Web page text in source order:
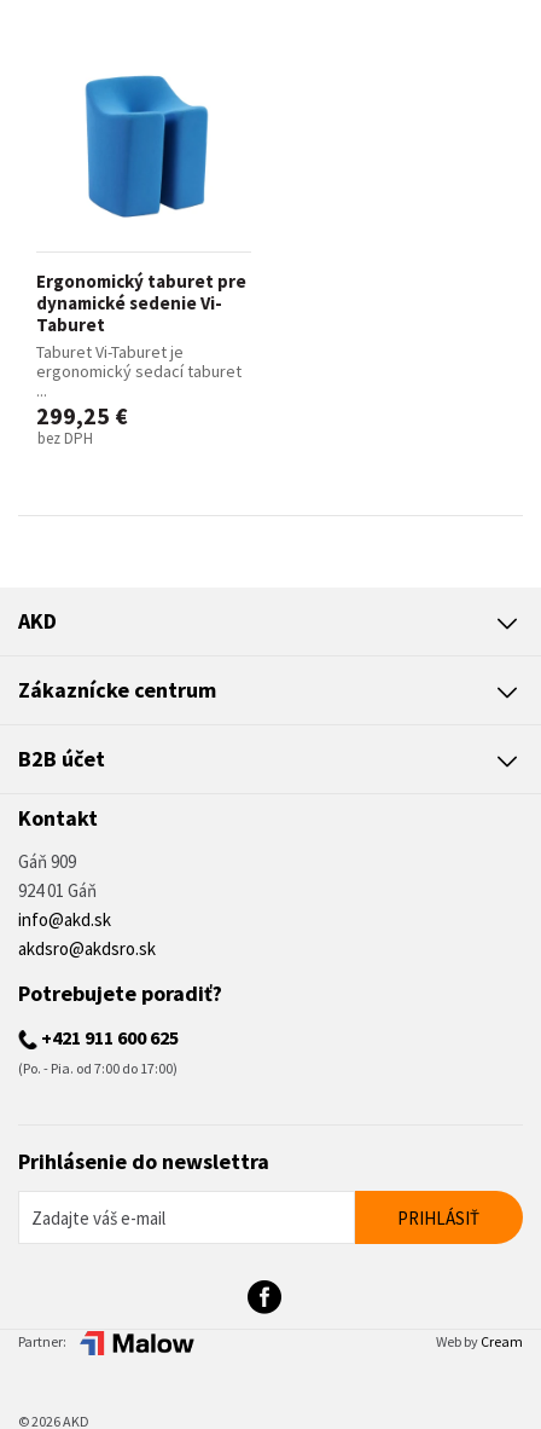
Ergonomický taburet pre
dynamické sedenie Vi-
Taburet
Taburet Vi-Taburet je
ergonomický sedací taburet
...
299,25 €
bez DPH
AKD
Zákaznícke centrum
B2B účet
Kontakt
Gáň 909
924 01 Gáň
info@akd.sk
akdsro@akdsro.sk
Potrebujete poradiť?
+421 911 600 625
(Po. - Pia. od 7:00 do 17:00)
Prihlásenie do newslettra
Partner: Web by Cream
© 2026 AKD